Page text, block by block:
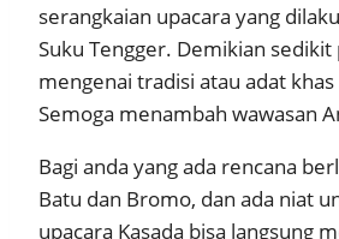
serangkaian upacara yang
Suku Tengger. Demikian sedikit
mengenai tradisi atau adat khas
Semoga menambah wawasan
Bagi anda yang ada rencana
Batu dan Bromo, dan ada niat
upacara Kasada bisa langsung